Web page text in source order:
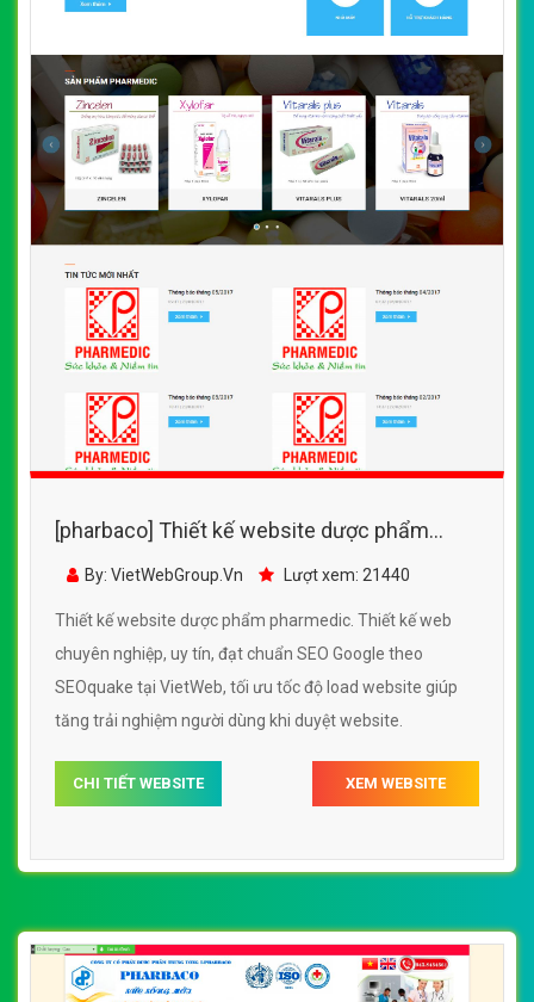
[pharbaco] Thiết kế website dược phẩm
pharmedic đẹp, chuyên nghiệp chuẩn SEO
By: VietWebGroup.Vn Lượt xem: 21440
Thiết kế website dược phẩm pharmedic. Thiết kế web
chuyên nghiệp, uy tín, đạt chuẩn SEO Google theo
SEOquake tại VietWeb, tối ưu tốc độ load website giúp
tăng trải nghiệm người dùng khi duyệt website.
CHI TIẾT WEBSITE XEM WEBSITE